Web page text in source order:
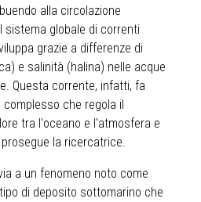
alla circolazione
sistema globale di correnti
grazie a differenze di
e salinità (halina) nelle acque
Questa corrente, infatti, fa
che regola il
tra l'oceano e l'atmosfera e
la ricercatrice.
a un fenomeno noto come
di deposito sottomarino che